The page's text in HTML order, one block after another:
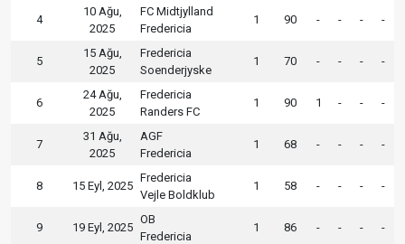
4
10 Ağu,
2025
FC Midtjylland
Fredericia
1 90 - - - -
5
15 Ağu,
2025
Fredericia
Soenderjyske
1 70 - - - -
6
24 Ağu,
2025
Fredericia
Randers FC
1 90 1 - - -
7
31 Ağu,
2025
AGF
Fredericia
1 68 - - - -
8 15 Eyl, 2025
Fredericia
Vejle Boldklub
1 58 - - - -
9 19 Eyl, 2025
OB
Fredericia
1 86 - - - -